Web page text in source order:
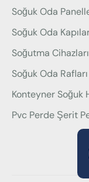
Soğuk Oda
Soğuk Oda
Soğutma Cihazları
Soğuk Oda Rafları
Konteyner Soğuk
Pvc Perde Şerit